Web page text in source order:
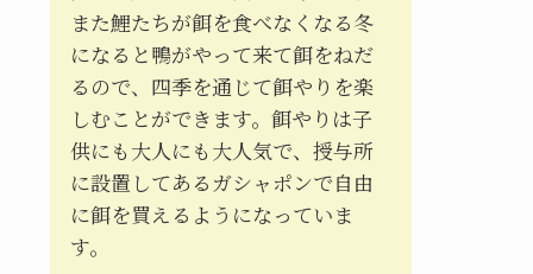
また鯉たちが餌を食べなくなる冬
になると鴨がやって来て餌をねだ
るので、四季を通じて餌やりを楽
しむことができます。餌やりは子
供にも大人にも大人気で、授与所
に設置してあるガシャポンで自由
に餌を買えるようになっていま
す。